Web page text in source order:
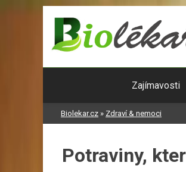
Zajímavosti
Biolekar.cz » Zdraví & nemoci
Potraviny,